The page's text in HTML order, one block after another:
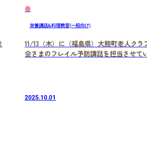
●
栄養講話&料理教室(一般向け)
11/13（木）に（福島県）大熊町老人クラ
会さまのフレイル予防講話を担当させて
2025.10.01